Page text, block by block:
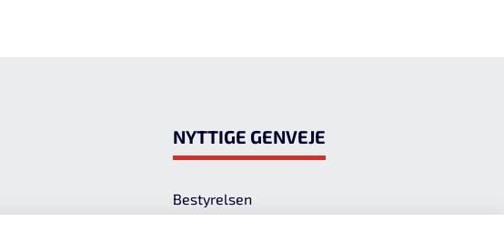
Nyttige genveje
Bestyrelsen